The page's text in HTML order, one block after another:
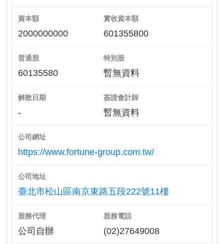
資本額
2000000000
實收資本額
601355800
普通股
60135580
特別股
暫無資料
解散日期
-
簽證會計師
暫無資料
公司網址
https://www.fortune-group.com.tw/
公司地址
臺北市松山區南京東路五段222號11樓
股務代理
公司自辦
股務電話
(02)27649008